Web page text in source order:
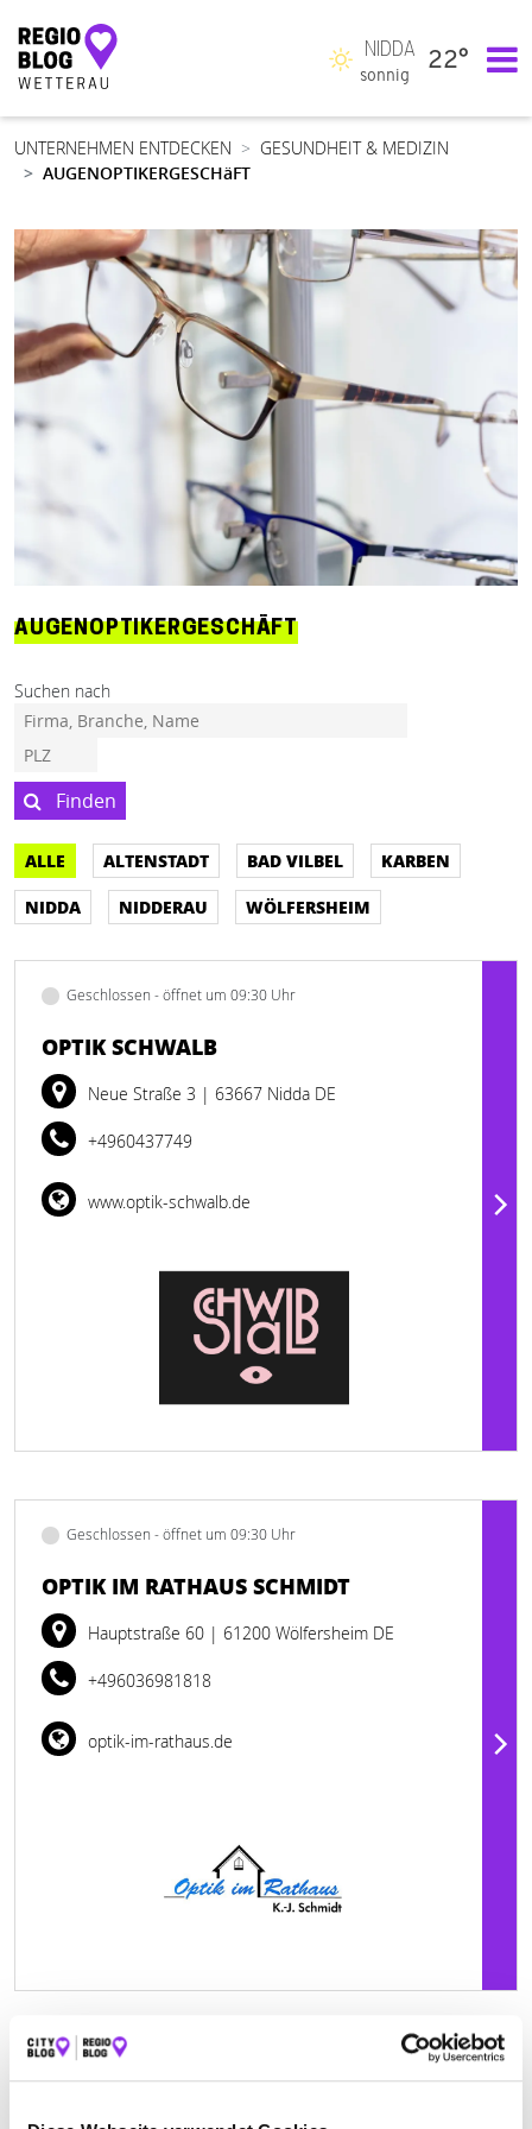
Hauptnavigation
NIDDA
sonnig
22°
UNTERNEHMEN ENTDECKEN
GESUNDHEIT & MEDIZIN
AUGENOPTIKERGESCHäFT
AUGENOPTIKERGESCHÄFT
Suchen nach
Finden
ALLE ALTENSTADT BAD VILBEL
KARBEN
NIDDA
NIDDERAU WÖLFERSHEIM
Geschlossen - öffnet um 09:30 Uhr
OPTIK SCHWALB
Neue Straße 3 | 63667 Nidda DE
+4960437749
www.optik-schwalb.de
Geschlossen - öffnet um 09:30 Uhr
OPTIK IM RATHAUS SCHMIDT
Hauptstraße 60 | 61200 Wölfersheim DE
+496036981818
optik-im-rathaus.de